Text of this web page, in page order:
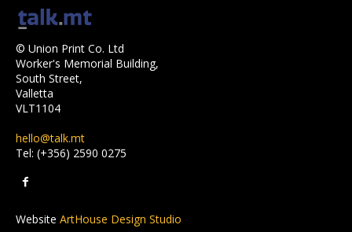
© Union Print Co. Ltd
Worker's Memorial Building,
South Street,
Valletta
VLT1104
hello@talk.mt
Tel: (+356) 2590 0275
Website ArtHouse Design Studio